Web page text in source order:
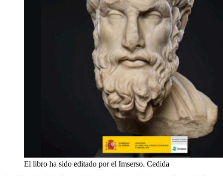
El libro ha sido editado por el Imserso. Cedida